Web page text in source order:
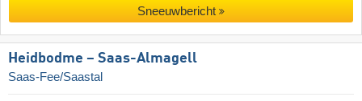
Sneeuwbericht
Heidbodme – Saas-Almagell
Saas-Fee/Saastal